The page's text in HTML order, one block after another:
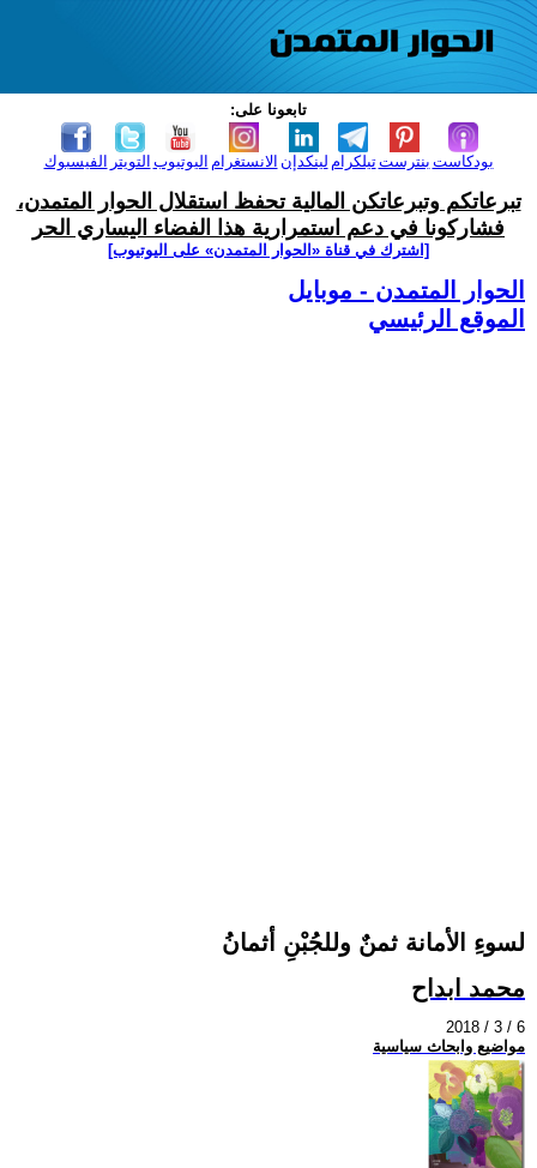
تابعونا على:
الفيسبوك التويتر اليوتيوب الانستغرام لينكدإن تيلكرامبنترست بودكاست
تبرعاتكم وتبرعاتكن المالية تحفظ استقلال الحوار المتمدن،
فشاركونا في دعم استمرارية هذا الفضاء اليساري الحر
[اشترك في قناة ‫«الحوار المتمدن» على اليوتيوب]
الحوار المتمدن - موبايل
الموقع الرئيسي
لسوءِ الأمانة ثمنٌ وللجُبْنِ أثمانُ
محمد ابداح
2018 / 3 / 6
مواضيع وابحاث سياسية